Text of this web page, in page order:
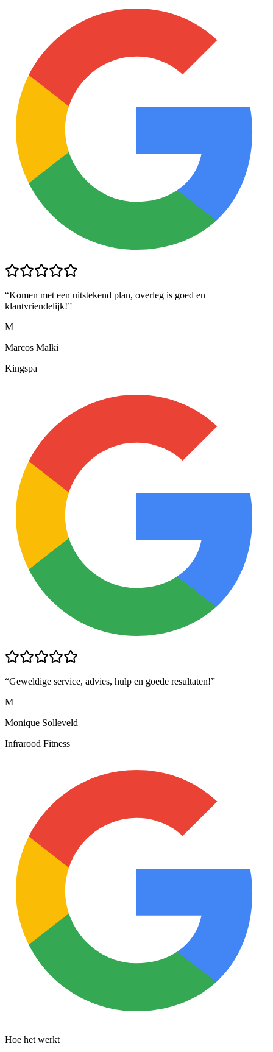
“Komen met een uitstekend plan, overleg is goed en
klantvriendelijk!”
M
Marcos Malki
Kingspa
“Geweldige service, advies, hulp en goede resultaten!”
M
Monique Solleveld
Infrarood Fitness
Hoe het werkt